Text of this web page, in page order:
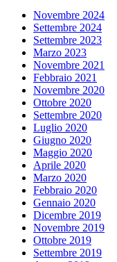
Novembre 2024
Settembre 2024
Settembre 2023
Marzo 2023
Novembre 2021
Febbraio 2021
Novembre 2020
Ottobre 2020
Settembre 2020
Luglio 2020
Giugno 2020
Maggio 2020
Aprile 2020
Marzo 2020
Febbraio 2020
Gennaio 2020
Dicembre 2019
Novembre 2019
Ottobre 2019
Settembre 2019